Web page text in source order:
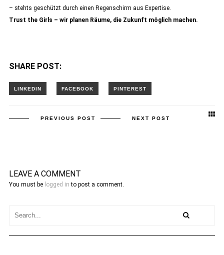
– stehts geschützt durch einen Regenschirm aus Expertise.
Trust the Girls – wir planen Räume, die Zukunft möglich machen.
SHARE POST:
PREVIOUS POST NEXT POST
LEAVE A COMMENT
You must be logged in to post a comment.